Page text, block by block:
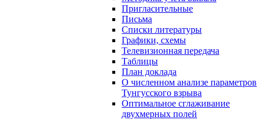
Пригласительные
Письма
Списки литературы
Графики, схемы
Телевизионная передача
Таблицы
План доклада
О численном анализе параметров
Тунгусского взрыва
Оптимальное сглаживание
двухмерных полей